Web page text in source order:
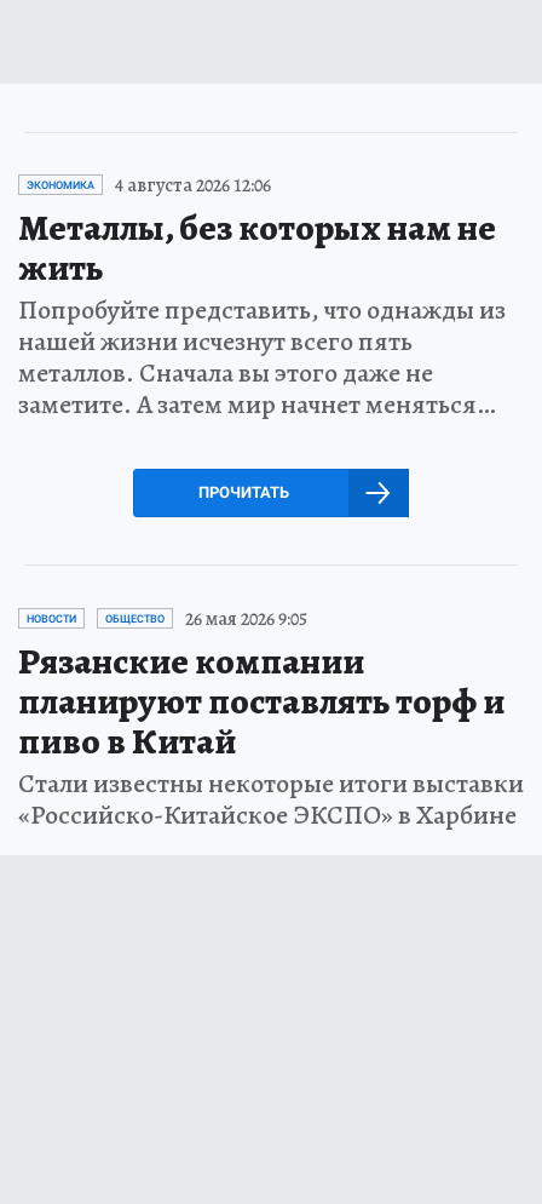
ЭКОНОМИКА 4 августа 2026 12:06
Металлы, без которых нам не
жить
Попробуйте представить, что однажды из
нашей жизни исчезнут всего пять
металлов. Сначала вы этого даже не
заметите. А затем мир начнет меняться…
ПРОЧИТАТЬ
НОВОСТИ ОБЩЕСТВО 26 мая 2026 9:05
Рязанские компании
планируют поставлять торф и
пиво в Китай
Стали известны некоторые итоги выставки
«Российско-Китайское ЭКСПО» в Харбине